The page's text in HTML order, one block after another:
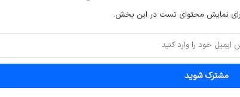
رهبرانقلاب،دراحکام جداگانه‌ای
ستاد کل نیروهای مسلح و امیرسرلشکر
سمت فرمانده کل ارتش منصوب کردند
رابطه خوبی با تیلرسون دارم اما اگر او کمی
نمایش محتوای تست در این بخش.